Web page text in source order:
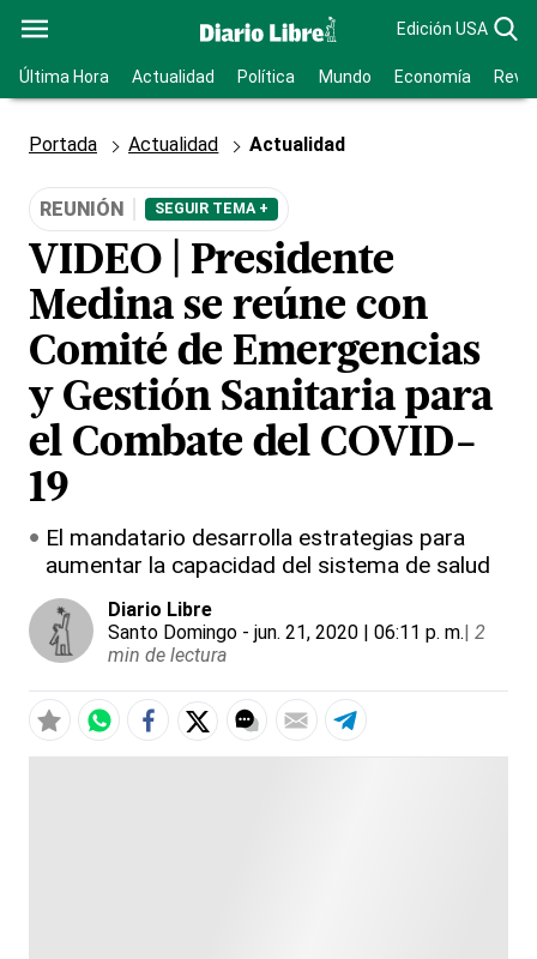
Edición USA
Última Hora Actualidad Política Mundo Economía
Portada Actualidad Actualidad
REUNIÓN SEGUIR TEMA +
VIDEO | Presidente
Medina se reúne con
Comité de Emergencias
y Gestión Sanitaria para
el Combate del COVID-
19
El mandatario desarrolla estrategias para
aumentar la capacidad del sistema de salud
Diario Libre
Santo Domingo - jun. 21, 2020 | 06:11 p. m.| 2
min de lectura